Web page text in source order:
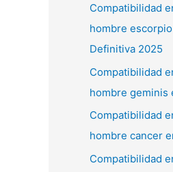
Compatibilidad
hombre
Definitiva 2025
Compatibilidad
hombre geminis
Compatibilidad
hombre cancer
Compatibilidad